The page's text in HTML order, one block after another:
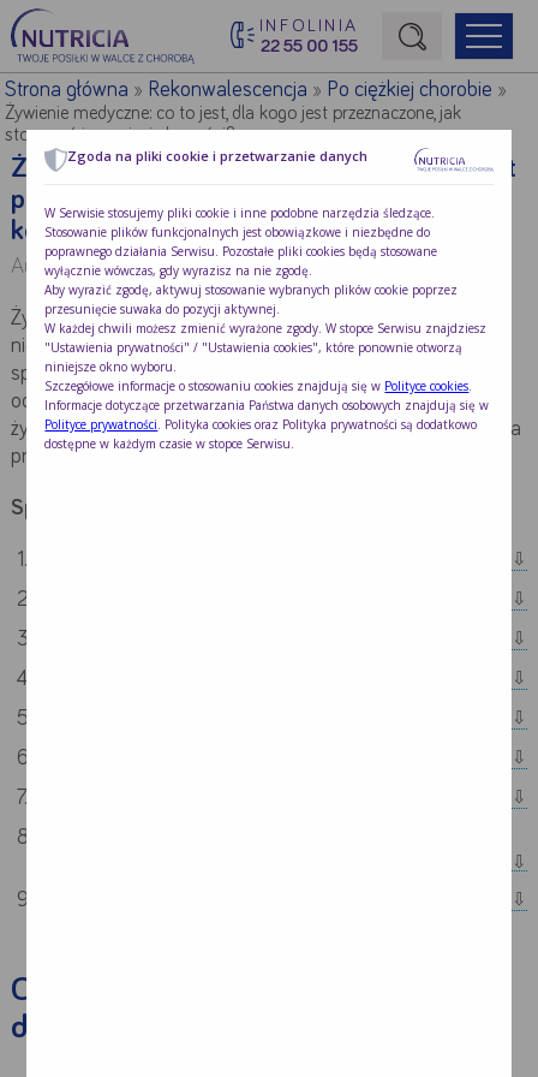
INFOLINIA
22 55 00 155
Początek treści głównej
Strona główna » Rekonwalescencja » Po ciężkiej chorobie »
Żywienie medyczne: co to jest, dla kogo jest przeznaczone, jak
stosować i czy niesie korzyści?
Żywienie medyczne: co to jest, dla kogo jest
przeznaczone, jak stosować i czy niesie
korzyści?
Autor:lek. Agnieszka Rogulska
Żywienie medyczne to żywność stworzona dla osób, które
nie są w stanie przy pomocy zwykłych produktów
spożywczych dostarczyć sobie wszystkich składników
odżywczych w odpowiedniej ilości. Co to dokładnie jest
żywienie medyczne, dla kogo jest przeznaczone, jak wygląda
prawidłowe stosowanie oraz jakie niesie korzyści?
Spis treści:
Co to jest żywienie medyczne –
definicja
Zgoda na pliki cookie i przetwarzanie danych
W Serwisie stosujemy pliki cookie i inne podobne narzędzia śledzące.
Stosowanie plików funkcjonalnych jest obowiązkowe i niezbędne do
poprawnego działania Serwisu. Pozostałe pliki cookies będą stosowane
wyłącznie wówczas, gdy wyrazisz na nie zgodę.
Aby wyrazić zgodę, aktywuj stosowanie wybranych plików cookie poprzez
przesunięcie suwaka do pozycji aktywnej.
W każdej chwili możesz zmienić wyrażone zgody. W stopce Serwisu znajdziesz
"Ustawienia prywatności" / "Ustawienia cookies", które ponownie otworzą
niniejsze okno wyboru.
Szczegółowe informacje o stosowaniu cookies znajdują się w Polityce cookies
Informacje dotyczące przetwarzania Państwa danych osobowych znajdują się w
Polityce prywatności . Polityka cookies oraz Polityka prywatności są dodatkowo
dostępne w każdym czasie w stopce Serwisu.